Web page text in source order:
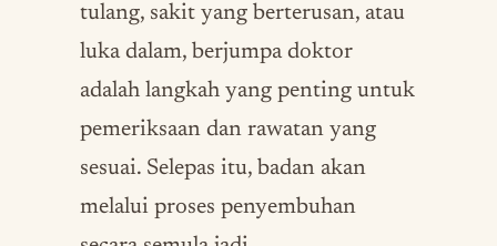
tulang, sakit yang berterusan, atau
luka dalam, berjumpa doktor
adalah langkah yang penting untuk
pemeriksaan dan rawatan yang
sesuai. Selepas itu, badan akan
melalui proses penyembuhan